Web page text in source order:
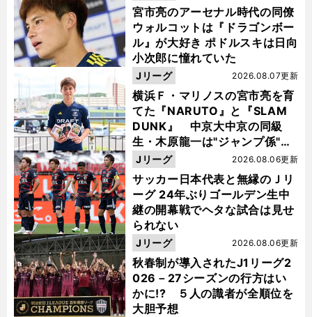
宮市亮のアーセナル時代の同僚
ウォルコットは『ドラゴンボー
ル』が大好き ポドルスキは日向
小次郎に憧れていた
横浜Ｆ・マリノスの宮市亮を育
てた『NARUTO』と『SLAM
DUNK』 中京大中京の同級
生・木原龍一は"ジャンプ係"だ
った
2026.08.07更新
Jリーグ
サッカー日本代表と無縁のＪリ
ーグ 24年ぶりゴールデン生中
継の開幕戦でヘタな試合は見せ
られない
2026.08.06更新
Jリーグ
秋春制が導入されたJ1リーグ2
026－27シーズンの行方はい
かに!? ５人の識者が全順位を
大胆予想
2026.08.06更新
Jリーグ